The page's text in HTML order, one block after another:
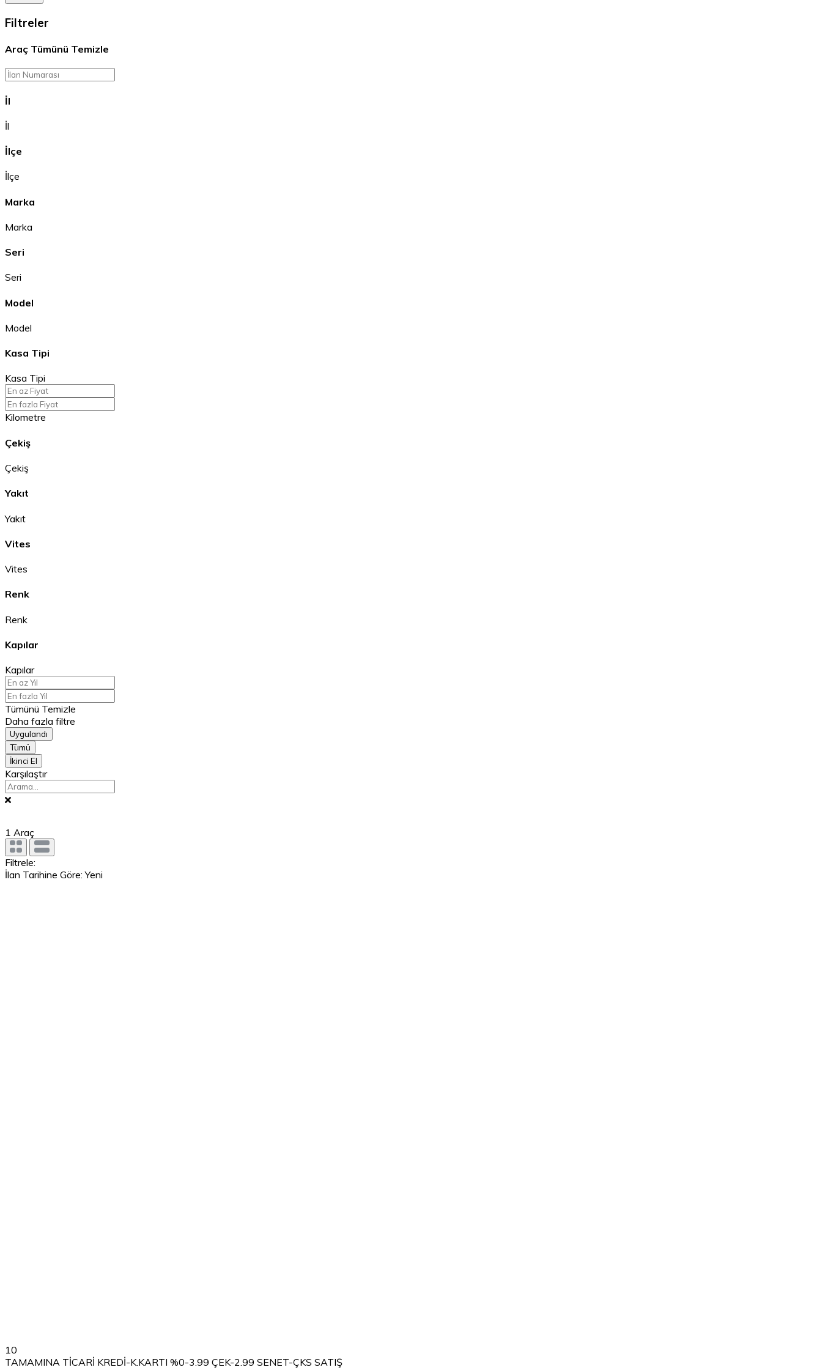
Filtreler
Araç Tümünü Temizle
İl
İl
İlçe
İlçe
Marka
Marka
Seri
Seri
Model
Model
Kasa Tipi
Kasa Tipi
Kilometre
Çekiş
Çekiş
Yakıt
Yakıt
Vites
Vites
Renk
Renk
Kapılar
Kapılar
Tümünü Temizle
Daha fazla filtre
Uygulandı
Tümü
İkinci El
Karşılaştır
1 Araç
Filtrele:
İlan Tarihine Göre: Yeni
10
TAMAMINA TİCARİ KREDİ-K.KARTI %0-3.99 ÇEK-2.99 SENET-ÇKS SATIŞ